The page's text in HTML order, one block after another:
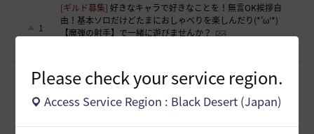
Please check your service region.
Access Service Region : Black Desert (Japan)
1
[ギルド募集]好きなキャラで好きなことを！無言OK挨拶自
由！基本ソロだけどたまにおしゃべりを楽しんだり(*'ω'*)
【魔弾の射手】で一緒に遊びませんか？
1
[ギルド募集]ギルド【Patera】ギルドメンバー募集中！ 初心
者復帰者歓迎！！
0 167 かぐらBDO 18 時間前
[ギルド募集]ギルチャ完全無言推奨・ソロ向けギルド「スト